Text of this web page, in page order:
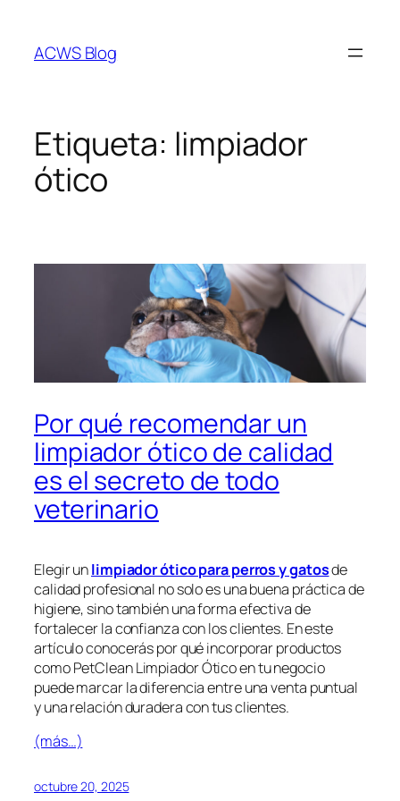
contenido
ACWS Blog
Etiqueta: limpiador
ótico
Por qué recomendar un
limpiador ótico de calidad
es el secreto de todo
veterinario
Elegir unlimpiador ótico para perros y gatosde
calidad profesional no solo es una buena práctica de
higiene, sino también una forma efectiva de
fortalecer la confianza con los clientes. En este
artículo conocerás por qué incorporar productos
comoPetClean Limpiador Óticoen tu negocio
puede marcar la diferencia entre una venta puntual
y una relación duradera con tus clientes.
(más…)
octubre 20, 2025